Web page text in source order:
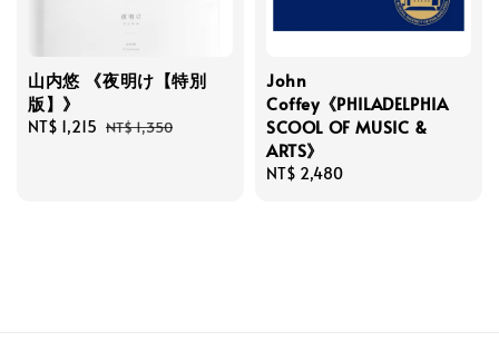
山内悠 《夜明け【特別
版】》
Sale
NT$ 1,215 Regular
NT$ 1,350
John
Coffey《PHILADELPHIA
SCOOL OF MUSIC &
ARTS》
Regular
NT$ 2,480